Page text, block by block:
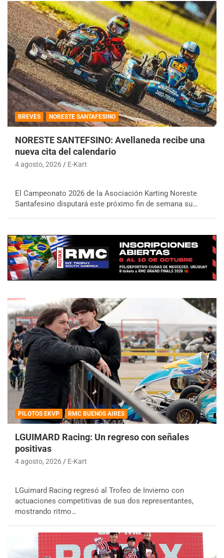
BREVES NORESTE SANTAFESINO
NORESTE SANTEFSINO: Avellaneda recibe una
nueva cita del calendario
4 agosto, 2026 E-Kart
El Campeonato 2026 de la Asociación Karting Noreste
Santafesino disputará este próximo fin de semana su…
PILOTOS EKVP RMC BUENOS AIRES
LGUIMARD Racing: Un regreso con señales
positivas
4 agosto, 2026 E-Kart
LGuimard Racing regresó al Trofeo de Invierno con
actuaciones competitivas de sus dos representantes,
mostrando ritmo…